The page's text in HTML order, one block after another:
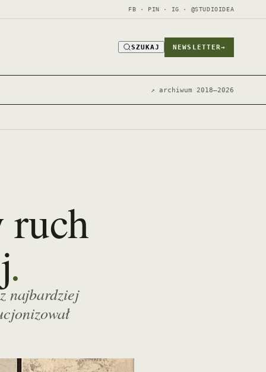
FB · PIN · IG · @STUDIOIDEA
SZUKAJ NEWSLETTER→
↗ archiwum 2018–2026
ruch
.
najbardziej